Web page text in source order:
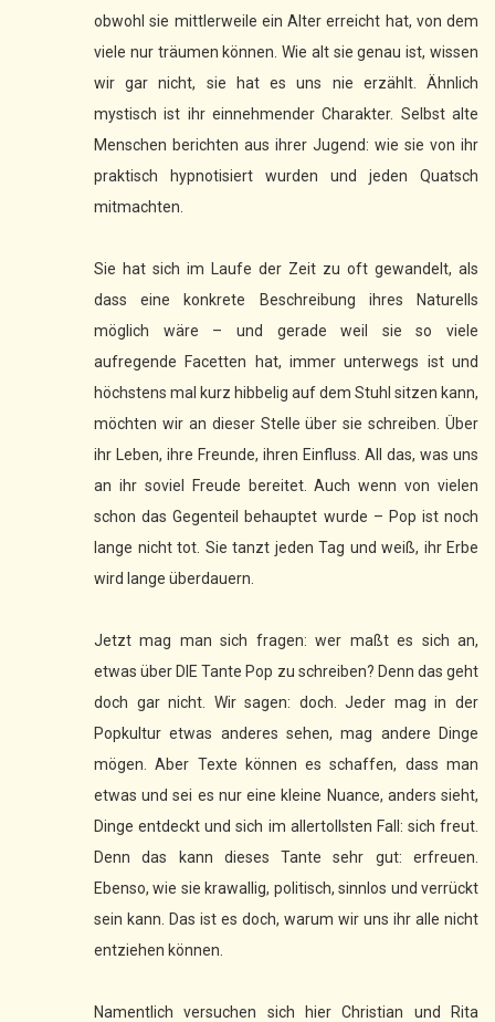
obwohl sie mittlerweile ein Alter erreicht hat, von dem
viele nur träumen können. Wie alt sie genau ist, wissen
wir gar nicht, sie hat es uns nie erzählt. Ähnlich
mystisch ist ihr einnehmender Charakter. Selbst alte
Menschen berichten aus ihrer Jugend: wie sie von ihr
praktisch hypnotisiert wurden und jeden Quatsch
mitmachten.
Sie hat sich im Laufe der Zeit zu oft gewandelt, als
dass eine konkrete Beschreibung ihres Naturells
möglich wäre – und gerade weil sie so viele
aufregende Facetten hat, immer unterwegs ist und
höchstens mal kurz hibbelig auf dem Stuhl sitzen kann,
möchten wir an dieser Stelle über sie schreiben. Über
ihr Leben, ihre Freunde, ihren Einfluss. All das, was uns
an ihr soviel Freude bereitet. Auch wenn von vielen
schon das Gegenteil behauptet wurde – Pop ist noch
lange nicht tot. Sie tanzt jeden Tag und weiß, ihr Erbe
wird lange überdauern.
Jetzt mag man sich fragen: wer maßt es sich an,
etwas über DIE Tante Pop zu schreiben? Denn das geht
doch gar nicht. Wir sagen: doch. Jeder mag in der
Popkultur etwas anderes sehen, mag andere Dinge
mögen. Aber Texte können es schaffen, dass man
etwas und sei es nur eine kleine Nuance, anders sieht,
Dinge entdeckt und sich im allertollsten Fall: sich freut.
Denn das kann dieses Tante sehr gut: erfreuen.
Ebenso, wie sie krawallig, politisch, sinnlos und verrückt
sein kann. Das ist es doch, warum wir uns ihr alle nicht
entziehen können.
Namentlich versuchen sich hier Christian und Rita